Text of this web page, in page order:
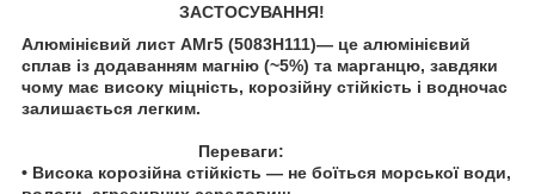
ЗАСТОСУВАННЯ!
Алюмінієвий лист АМг5 (5083Н111)— це алюмінієвий
сплав із додаванням магнію (~5%) та марганцю, завдяки
чому має високу міцність, корозійну стійкість і водночас
залишається легким.
Переваги:
• Висока корозійна стійкість — не боїться морської води,